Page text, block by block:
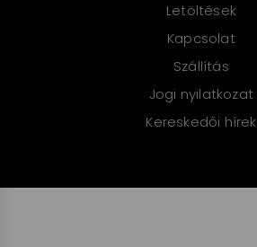
Letöltések
Kapcsolat
Szállítás
Jogi nyilatkozat
Kereskedői hírek